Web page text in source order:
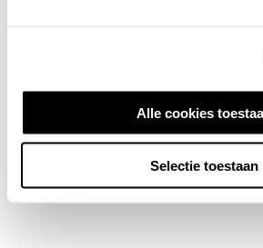
Alle cookies
Selectie toestaan